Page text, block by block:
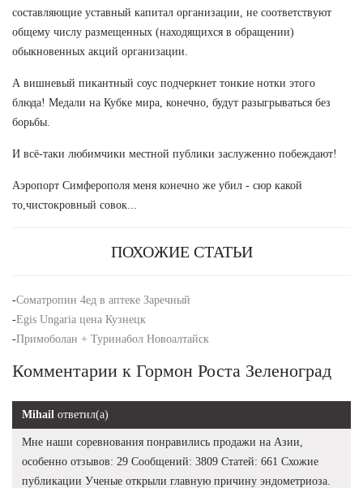
составляющие уставный капитал организации, не соответствуют
общему числу размещенных (находящихся в обращении)
обыкновенных акций организации.
А вишневый пикантный соус подчеркнет тонкие нотки этого
блюда! Медали на Кубке мира, конечно, будут разыгрываться без
борьбы.
И всё-таки любимчики местной публики заслуженно побеждают!
Аэропорт Симферополя меня конечно же убил - сюр какой
то,чистокровный совок...
ПОХОЖИЕ СТАТЬИ
-Cоматропин 4ед в аптеке Заречный
-Egis Ungaria цена Кузнецк
-Примоболан + Туринабол Новоалтайск
Комментарии к Гормон Роста Зеленоград
Mihail ответил(а)
Мне наши соревнования понравились продажи на Азии,
особенно отзывов: 29 Сообщений: 3809 Статей: 661 Схожие
публикации Ученые открыли главную причину эндометриоза.